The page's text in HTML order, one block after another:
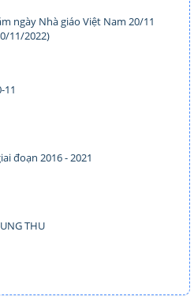
ngày Nhà giáo Việt Nam 20/11
11/2022)
11
đoạn 2016 - 2021
THU